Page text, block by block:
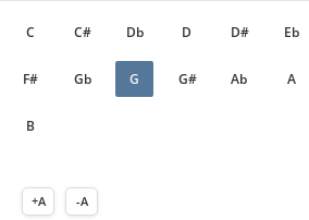
C C# Db D D# Eb
F# Gb G G# Ab A
B
+A -A